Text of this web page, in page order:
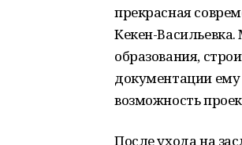
прекрасная
Кекен-
образования,
документации ему
возможность
После ухода на